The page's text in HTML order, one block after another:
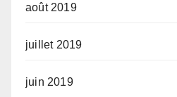
août 2019
juillet 2019
juin 2019